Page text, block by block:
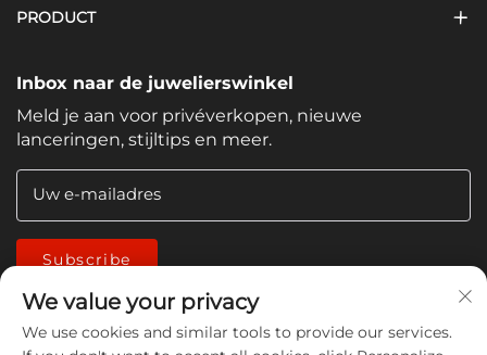
PRODUCT
Inbox naar de juwelierswinkel
Meld je aan voor privéverkopen, nieuwe
lanceringen, stijltips en meer.
Uw e-mailadres
Subscribe
We value your privacy
We use cookies and similar tools to provide our services.